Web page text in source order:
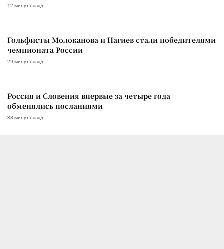
12 минут назад
Гольфисты Молоканова и Нагиев стали победителями
чемпионата России
29 минут назад
Россия и Словения впервые за четыре года
обменялись посланиями
38 минут назад